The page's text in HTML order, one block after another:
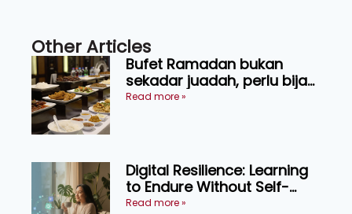
Other Articles
Bufet Ramadan bukan
sekadar juadah, perlu bijak
memilih dan selamat
Read more »
Digital Resilience: Learning
to Endure Without Self-
Pressure
Read more »